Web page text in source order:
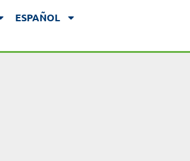
ESPAÑOL